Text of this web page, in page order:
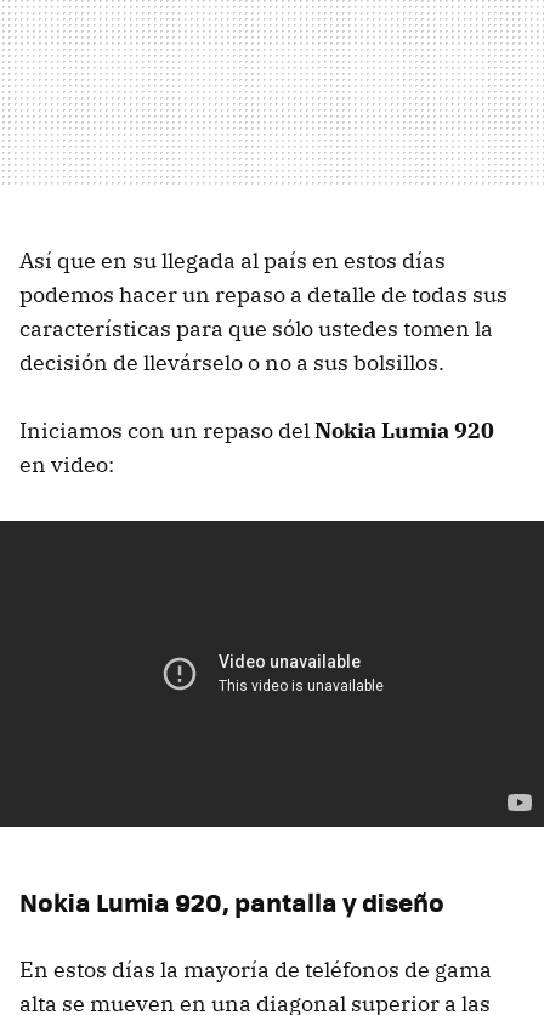
Así que en su llegada al país en estos días
podemos hacer un repaso a detalle de todas sus
características para que sólo ustedes tomen la
decisión de llevárselo o no a sus bolsillos.
Iniciamos con un repaso delNokia Lumia 920
en video:
Nokia Lumia 920, pantalla y diseño
En estos días la mayoría de teléfonos de gama
alta se mueven en una diagonal superior a las